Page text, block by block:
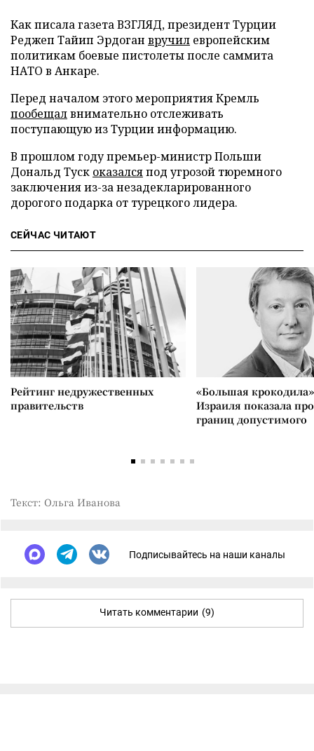
Как писала газета ВЗГЛЯД, президент Турции
Реджеп Тайип Эрдоган вручил европейским
политикам боевые пистолеты после саммита
НАТО в Анкаре.
Перед началом этого мероприятия Кремль
пообещалвнимательно отслеживать
поступающую из Турции информацию.
В прошлом году премьер-министр Польши
Дональд Туск оказалсяпод угрозой тюремного
заключения из-за незадекларированного
дорогого подарка от турецкого лидера.
СЕЙЧАС ЧИТАЮТ
Рейтинг недружественных
правительств
«Большая
Израиля показала
границ допустимого
Текст: Ольга Иванова
Подписывайтесь на наши каналы
Читать комментарии (9)